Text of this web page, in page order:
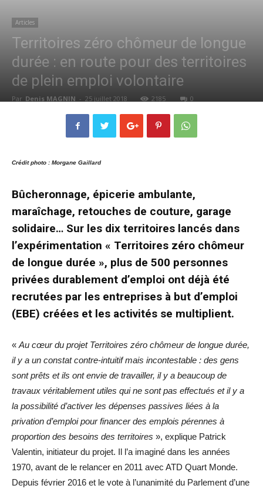
Articles
Territoires zéro chômeur de longue
durée : en route pour des territoires
de plein emploi volontaire
Par Denis MAGNIN - 25 juillet 2018 2185 0
Crédit photo : Morgane Gaillard
Bûcheronnage, épicerie ambulante,
maraîchage, retouches de couture, garage
solidaire… Sur les dix territoires lancés dans
l’expérimentation « Territoires zéro chômeur
de longue durée », plus de 500 personnes
privées durablement d’emploi ont déjà été
recrutées par les entreprises à but d’emploi
(EBE) créées et les activités se multiplient.
« Au cœur du projet Territoires zéro chômeur de longue durée,
il y a un constat contre-intuitif mais incontestable : des gens
sont prêts et ils ont envie de travailler, il y a beaucoup de
travaux véritablement utiles qui ne sont pas effectués et il y a
la possibilité d’activer les dépenses passives liées à la
privation d’emploi pour financer des emplois pérennes à
proportion des besoins des territoires », explique Patrick
Valentin, initiateur du projet. Il l’a imaginé dans les années
1970, avant de le relancer en 2011 avec ATD Quart Monde.
Depuis février 2016 et le vote à l’unanimité du Parlement d’une